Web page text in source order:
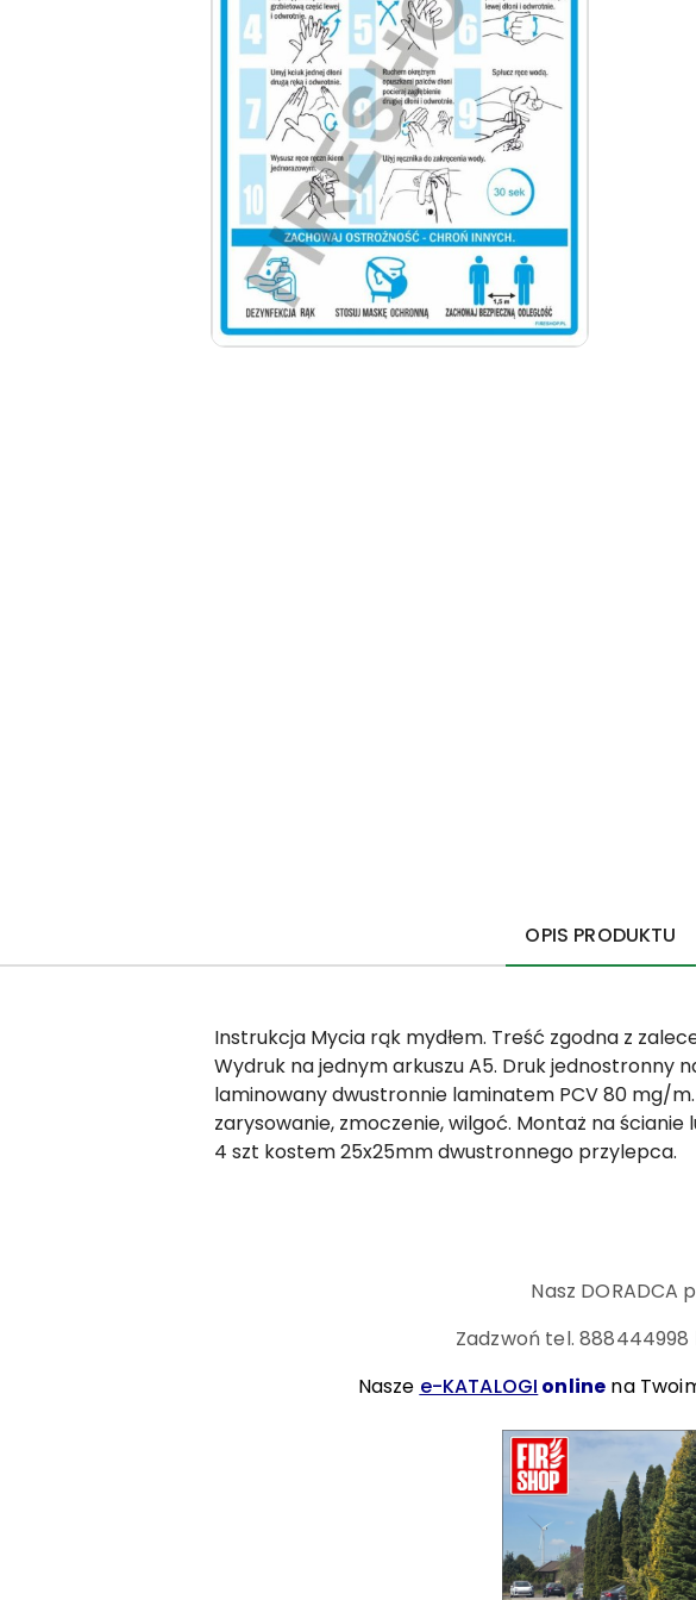
OPIS PRODUKTU
Instrukcja Mycia rąk mydłem. Treść zgodna z
Wydruk na jednym arkuszu A5. Druk jednostronny
laminowany dwustronnie laminatem PCV 80 mg/
zarysowanie, zmoczenie, wilgoć. Montaż na ścianie
4 szt kostem 25x25mm dwustronnego przylepca.
Nasz DORADCA
Zadzwoń tel. 888444998
Nasze e-KATALOGI online na